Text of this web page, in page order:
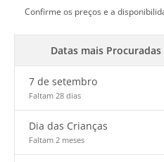
Confirme os preços e a
Datas mais Procuradas
7 de setembro
Faltam 28 dias
Dia das Crianças
Faltam 2 meses